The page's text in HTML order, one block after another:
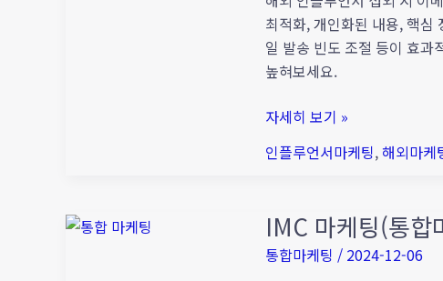
최적화, 개인화된 내용, 핵심
일 발송 빈도 조절 등이 효과
높혀보세요.
언
서
섭
성
의
이
메
자세히 보기 »
인플루언서마케팅, 해외마케
IMC 마케팅(통합
통합마케팅 / 2024-12-06
IMC
마